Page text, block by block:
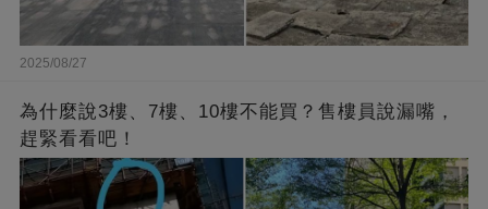
2025/08/27
為什麼說3樓、7樓、10樓不能買？售樓員說漏嘴，
趕緊看看吧！